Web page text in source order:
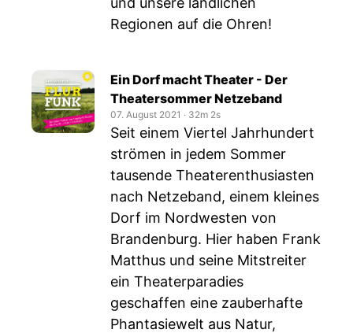
Regionen auf die Ohren!
Ein Dorf macht Theater - Der
Theatersommer Netzeband
07. August 2021 ‧ 32m 2s
Seit einem Viertel Jahrhundert
strömen in jedem Sommer
tausende Theaterenthusiasten
nach Netzeband, einem kleines
Dorf im Nordwesten von
Brandenburg. Hier haben Frank
Matthus und seine Mitstreiter
ein Theaterparadies
geschaffen eine zauberhafte
Phantasiewelt aus Natur,